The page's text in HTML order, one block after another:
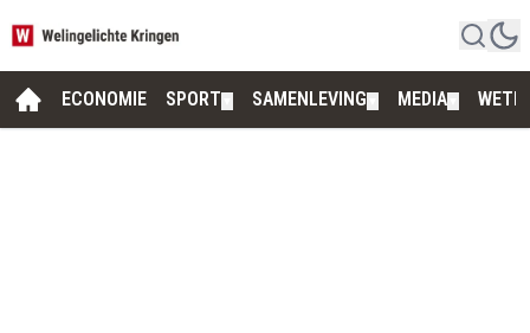
ECONOMIE SPORT SAMENLEVING MEDIA